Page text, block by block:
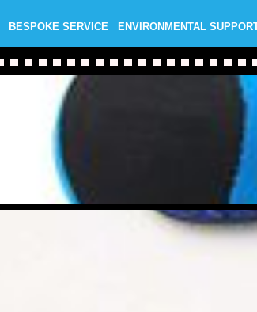
BESPOKE SERVICE ENVIRONMENTAL